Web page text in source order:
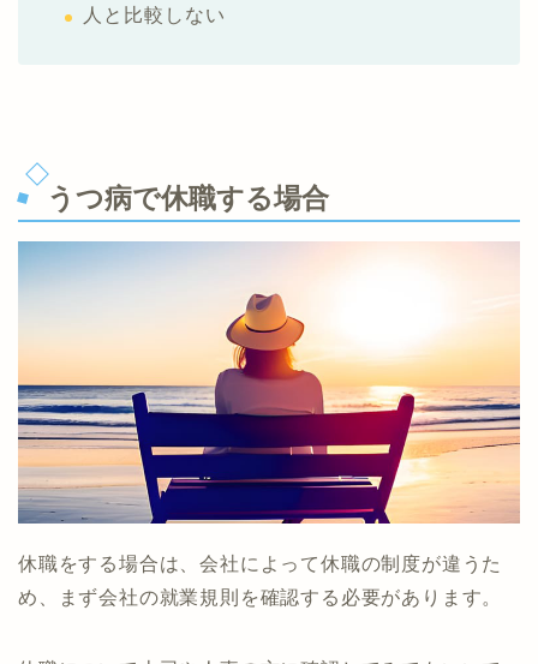
人と比較しない
うつ病で休職する場合
休職をする場合は、会社によって休職の制度が違うた
め、まず会社の就業規則を確認する必要があります。